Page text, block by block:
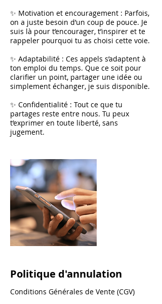
✨ Motivation et encouragement : Parfois,
on a juste besoin d’un coup de pouce. Je
suis là pour t’encourager, t’inspirer et te
rappeler pourquoi tu as choisi cette voie.
✨ Adaptabilité : Ces appels s’adaptent à
ton emploi du temps. Que ce soit pour
clarifier un point, partager une idée ou
simplement échanger, je suis disponible.
✨ Confidentialité : Tout ce que tu
partages reste entre nous. Tu peux
t’exprimer en toute liberté, sans
jugement.
Politique d'annulation
Conditions Générales de Vente (CGV)